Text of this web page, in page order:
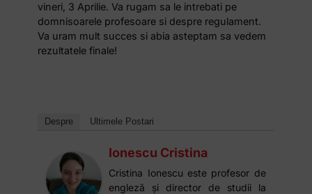
vineri, 3 Aprilie. Va rugam sa le intrebati pe
domnisoarele profesoare si despre regulament.
Va uram mult succes si abia asteptam sa vedem
rezultatele finale!
Despre Ultimele Postari
Ionescu Cristina
Cristina Ionescu este profesor de
engleză și director de studii la